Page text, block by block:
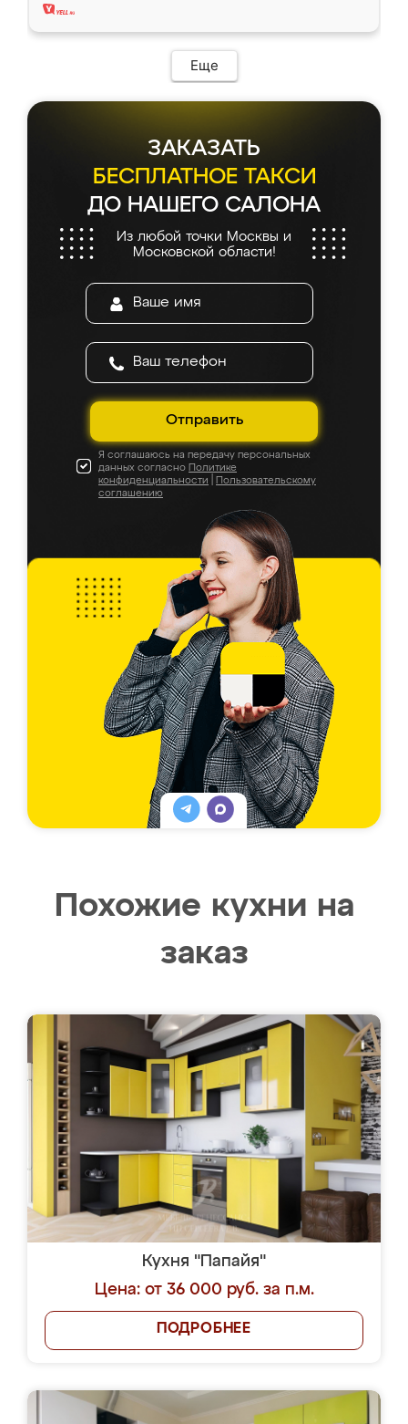
Еще
ЗАКАЗАТЬ
БЕСПЛАТНОЕ ТАКСИ
ДО НАШЕГО САЛОНА
Из любой точки Москвы и
Московской области!
Отправить
Я соглашаюсь на передачу персональных
данных согласно Политике
конфиденциальности
Пользовательскому
соглашению
Похожие кухни на
заказ
Кухня "Папайя"
Цена: от 36 000 руб. за п.м.
ПОДРОБНЕЕ